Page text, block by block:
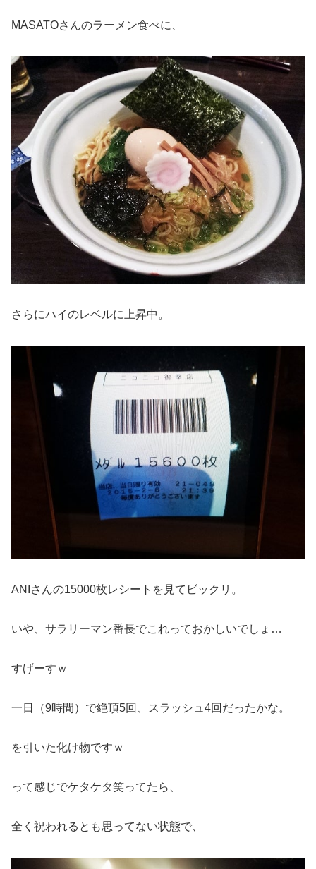
MASATOさんのラーメン食べに、
さらにハイのレベルに上昇中。
ANIさんの15000枚レシートを見てビックリ。
いや、サラリーマン番長でこれっておかしいでしょ…
すげーすｗ
一日（9時間）で絶頂5回、スラッシュ4回だったかな。
を引いた化け物ですｗ
って感じでケタケタ笑ってたら、
全く祝われるとも思ってない状態で、